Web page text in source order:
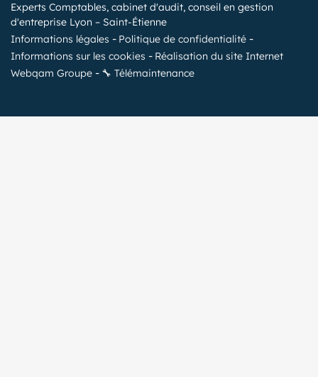
Experts Comptables, cabinet d'audit, conseil en gestion
d'entreprise Lyon – Saint-Étienne
Informations légales
Politique de confidentialité
Informations sur les cookies
Réalisation du site Internet
Webqam Groupe
🔧 Télémaintenance